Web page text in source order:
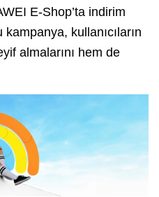
E-Shop’ta indirim
kullanıcıların
almalarını hem de